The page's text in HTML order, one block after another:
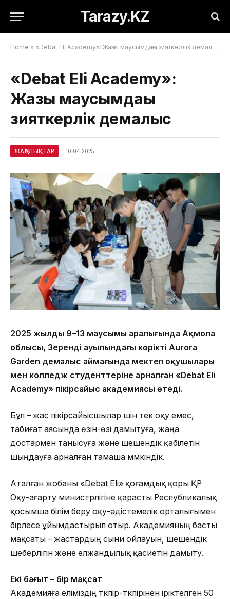
Tarazy.KZ
Home » «Debat Eli Academy»: Жазғы маусымдағы зияткерлік демалыс
«Debat Eli Academy»:
Жазғы маусымдағы
зияткерлік демалыс
ЖАҢАЛЫҚТАР 10.04.2025
2025 жылдың 9–13 маусымы аралығында Ақмола
облысы, Зеренді ауылындағы көрікті Aurora
Garden демалыс аймағында мектеп оқушылары
мен колледж студенттеріне арналған «Debat Eli
Academy» пікірсайыс академиясы өтеді.
Бұл – жас пікірсайысшылар үшін тек оқу емес,
табиғат аясында өзін-өзі дамытуға, жаңа
достармен танысуға және шешендік қабілетін
шыңдауға арналған тамаша мүмкіндік.
Аталған жобаны «Debat Eli» қоғамдық қоры ҚР
Оқу-ағарту министрлігіне қарасты Республикалық
қосымша білім беру оқу-әдістемелік орталығымен
бірлесе ұйымдастырып отыр. Академияның басты
мақсаты – жастардың сыни ойлауын, шешендік
шеберлігін және елжандылық қасиетін дамыту.
Екі бағыт – бір мақсат
Академияға еліміздің түкпір-түкпірінен іріктелген 50